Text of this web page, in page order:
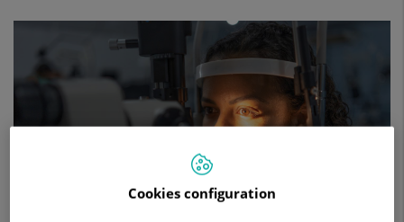
y
de
Cookies configuration